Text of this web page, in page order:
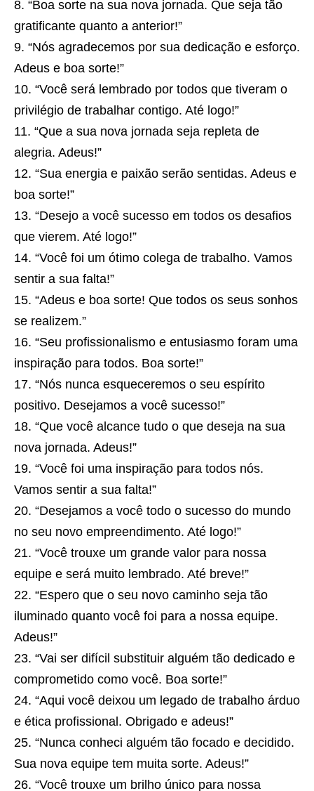
“Boa sorte na sua nova jornada. Que seja tão
gratificante quanto a anterior!”
“Nós agradecemos por sua dedicação e esforço.
Adeus e boa sorte!”
“Você será lembrado por todos que tiveram o
privilégio de trabalhar contigo. Até logo!”
“Que a sua nova jornada seja repleta de
alegria. Adeus!”
“Sua energia e paixão serão sentidas. Adeus e
boa sorte!”
“Desejo a você sucesso em todos os desafios
que vierem. Até logo!”
“Você foi um ótimo colega de trabalho. Vamos
sentir a sua falta!”
“Adeus e boa sorte! Que todos os seus sonhos
se realizem.”
“Seu profissionalismo e entusiasmo foram uma
inspiração para todos. Boa sorte!”
“Nós nunca esqueceremos o seu espírito
positivo. Desejamos a você sucesso!”
“Que você alcance tudo o que deseja na sua
nova jornada. Adeus!”
“Você foi uma inspiração para todos nós.
Vamos sentir a sua falta!”
“Desejamos a você todo o sucesso do mundo
no seu novo empreendimento. Até logo!”
“Você trouxe um grande valor para nossa
equipe e será muito lembrado. Até breve!”
“Espero que o seu novo caminho seja tão
iluminado quanto você foi para a nossa equipe.
Adeus!”
“Vai ser difícil substituir alguém tão dedicado e
comprometido como você. Boa sorte!”
“Aqui você deixou um legado de trabalho árduo
e ética profissional. Obrigado e adeus!”
“Nunca conheci alguém tão focado e decidido.
Sua nova equipe tem muita sorte. Adeus!”
“Você trouxe um brilho único para nossa